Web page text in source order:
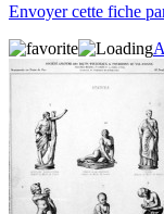
Envoyer cette fiche